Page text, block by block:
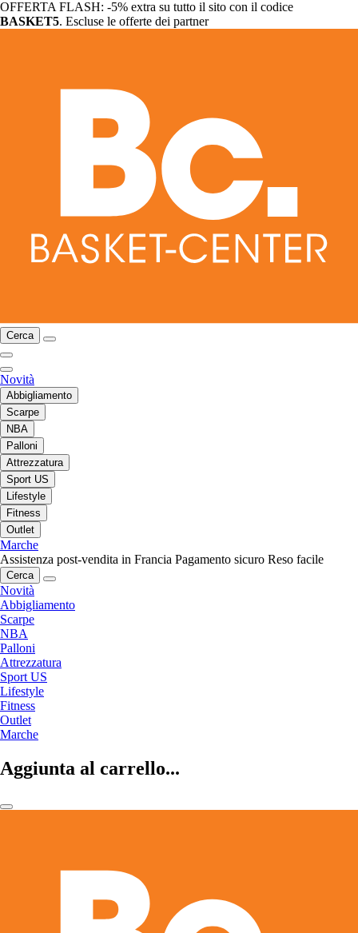
OFFERTA FLASH: -5% extra su tutto il sito con il codice
BASKET5. Escluse le offerte dei partner
Cerca
Novità
Abbigliamento
Scarpe
NBA
Palloni
Attrezzatura
Sport US
Lifestyle
Fitness
Outlet
Marche
Assistenza post-vendita in Francia Pagamento sicuro Reso facile
Cerca
Novità
Abbigliamento
Scarpe
NBA
Palloni
Attrezzatura
Sport US
Lifestyle
Fitness
Outlet
Marche
Aggiunta al carrello...